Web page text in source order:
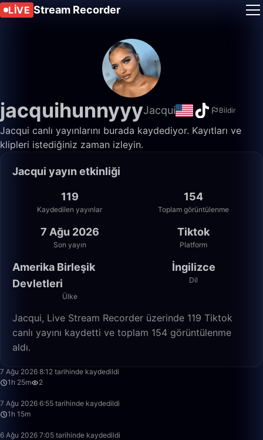
LIVE Stream Recorder
jacquihunnyyyJacqui Bildir
Jacqui canlı yayınlarını burada kaydediyor. Kayıtları ve
klipleri istediğiniz zaman izleyin.
Jacqui yayın etkinliği
119
Kaydedilen yayınlar
154
Toplam görüntülenme
7 Ağu 2026
Son yayın
Tiktok
Platform
Amerika Birleşik
Devletleri
Ülke
İngilizce
Dil
Jacqui, Live Stream Recorder üzerinde 119 Tiktok
canlı yayını kaydetti ve toplam 154 görüntülenme
aldı.
7 Ağu 2026 8:12 tarihinde kaydedildi
1h 25m
2
7 Ağu 2026 6:55 tarihinde kaydedildi
1h 15m
6 Ağu 2026 7:05 tarihinde kaydedildi